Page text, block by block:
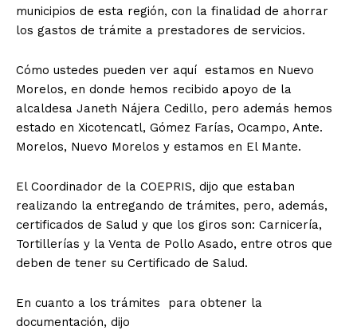
municipios de esta región, con la finalidad de ahorrar
los gastos de trámite a prestadores de servicios.
Cómo ustedes pueden ver aquí estamos en Nuevo
Morelos, en donde hemos recibido apoyo de la
alcaldesa Janeth Nájera Cedillo, pero además hemos
estado en Xicotencatl, Gómez Farías, Ocampo, Ante.
Morelos, Nuevo Morelos y estamos en El Mante.
El Coordinador de la COEPRIS, dijo que estaban
realizando la entregando de trámites, pero, además,
certificados de Salud y que los giros son: Carnicería,
Tortillerías y la Venta de Pollo Asado, entre otros que
deben de tener su Certificado de Salud.
En cuanto a los trámites para obtener la
documentación, dijo